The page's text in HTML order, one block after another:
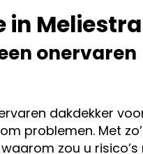
in
onervaren
dakdekker
problemen. Met
zou u risico’s